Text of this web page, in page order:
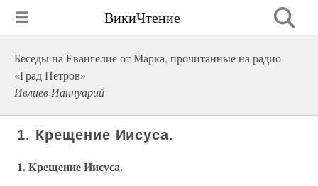
ВикиЧтение
Беседы на Евангелие от Марка, прочитанные на радио
«Град Петров»
Ивлиев Ианнуарий
1. Крещение Иисуса.
1. Крещение Иисуса.